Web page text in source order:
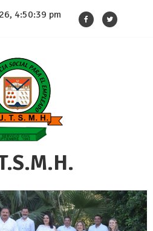
4:50:39 pm